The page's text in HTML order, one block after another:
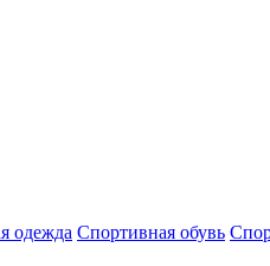
одежда Спортивная обувь